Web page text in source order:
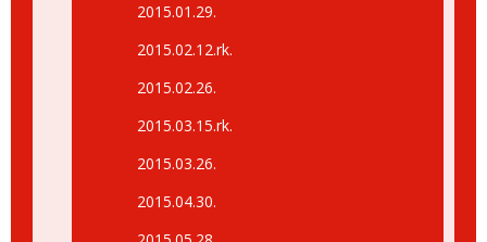
2015.01.29.
2015.02.12.rk.
2015.02.26.
2015.03.15.rk.
2015.03.26.
2015.04.30.